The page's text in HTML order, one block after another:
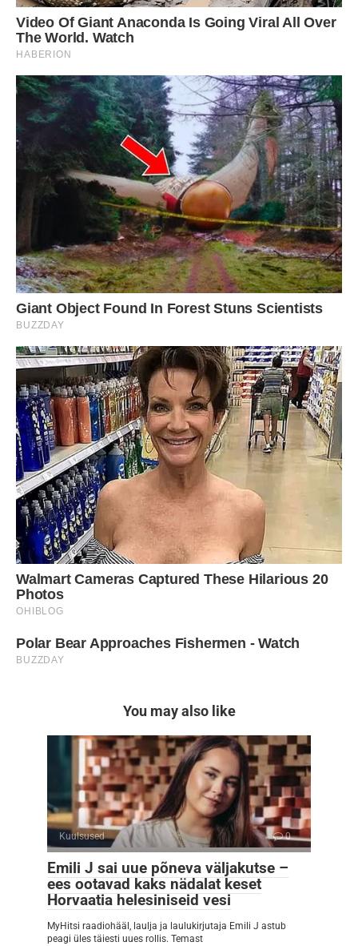
You may also like
Kuulsused 0
Emili J sai uue põneva väljakutse –
ees ootavad kaks nädalat keset
Horvaatia helesiniseid vesi
MyHitsi raadiohääl, laulja ja laulukirjutaja Emili J astub
peagi üles täiesti uues rollis. Temast